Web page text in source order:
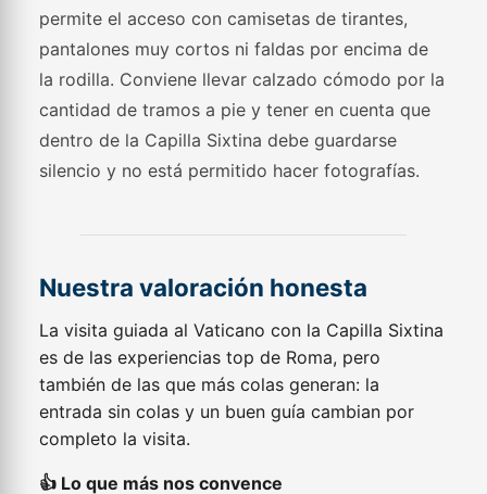
permite el acceso con camisetas de tirantes,
pantalones muy cortos ni faldas por encima de
la rodilla. Conviene llevar calzado cómodo por la
cantidad de tramos a pie y tener en cuenta que
dentro de la Capilla Sixtina debe guardarse
silencio y no está permitido hacer fotografías.
Nuestra valoración honesta
La visita guiada al Vaticano con la Capilla Sixtina
es de las experiencias top de Roma, pero
también de las que más colas generan: la
entrada sin colas y un buen guía cambian por
completo la visita.
👍 Lo que más nos convence